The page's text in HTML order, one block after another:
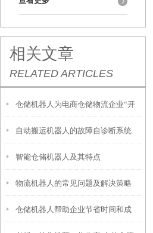
相关文章
RELATED ARTICLES
仓储机器人为电商仓储物流企业“开
疆破土”
自动搬运机器人的故障自诊断系统
智能仓储机器人及其特点
物流机器人的常见问题及解决策略
仓储机器人帮助企业节省时间和成